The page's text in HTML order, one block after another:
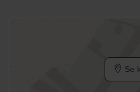
Se